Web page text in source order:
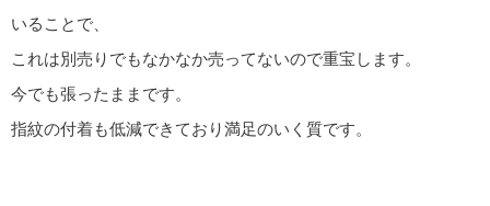
いることで、
これは別売りでもなかなか売ってないので重宝します。
今でも張ったままです。
指紋の付着も低減できており満足のいく質です。